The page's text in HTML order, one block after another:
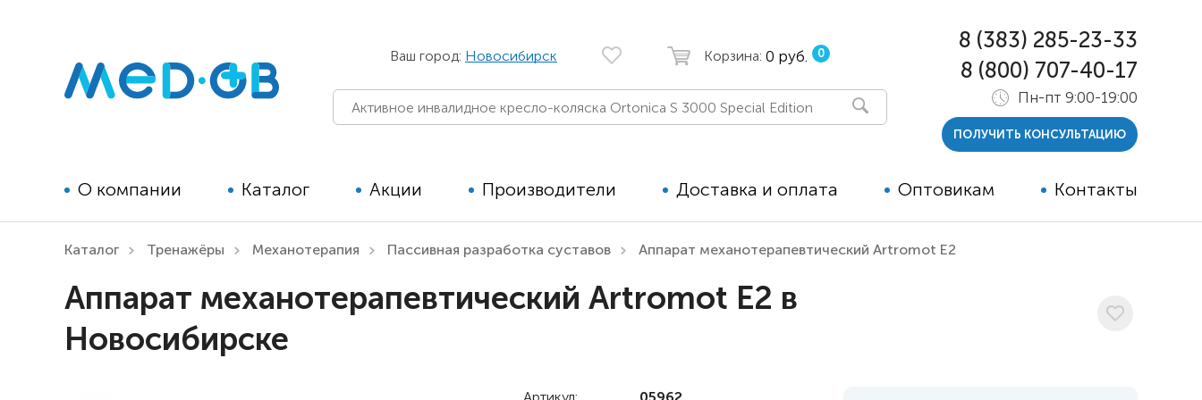
Ваш город: Новосибирск Корзина: 0 руб. 0
О компании Каталог
реабилитации для детей
Технические средства
реабилитации для взрослых
Коляски для детей с ДЦП
Детские вертикализаторы
Тренажёры
Акции Производители Доставка и оплата Оптовикам Контакты
8 (383) 285-23-33
8 (800) 707-40-17
Пн-пт 9:00-19:00
ПОЛУЧИТЬ КОНСУЛЬТАЦИЮ
Каталог Тренажёры Механотерапия Пассивная разработка суставов Аппарат механотерапевтический Artromot E2
Аппарат механотерапевтический Artromot E2 в
Новосибирске